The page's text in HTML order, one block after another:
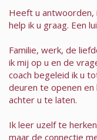
Heeft u antwoorden,
help ik u graag. Een
Familie, werk, de
ik mij op u en de
coach begeleid ik u
deuren te openen
achter u te laten.
Ik leer uzelf te
maar de connectie